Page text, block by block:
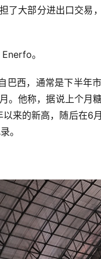
了大部分进出口交易
。
西，通常是下半年
。他称，据说上个月
来的新高，随后在6
。